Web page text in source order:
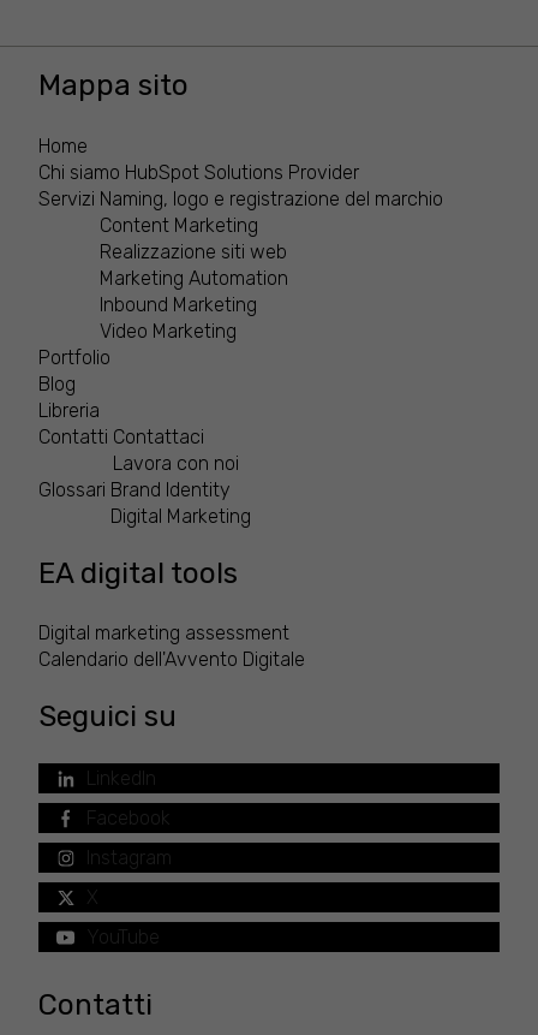
Mappa sito
Home
Chi siamo HubSpot Solutions Provider
Servizi Naming, logo e registrazione del marchio
Content Marketing
Realizzazione siti web
Marketing Automation
Inbound Marketing
Video Marketing
Portfolio
Blog
Libreria
Contatti Contattaci
Lavora con noi
Glossari Brand Identity
Digital Marketing
EA digital tools
Digital marketing assessment
Calendario dell'Avvento Digitale
Seguici su
LinkedIn
Facebook
Instagram
X
YouTube
Contatti